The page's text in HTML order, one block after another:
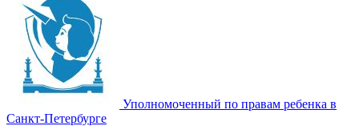
Уполномоченный по правам ребенка в
Санкт-Петербурге